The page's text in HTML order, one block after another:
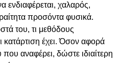
ενδιαφέρεται, χαλαρός,
προσόντα φυσικά.
του, τι μεθόδους
κατάρτιση έχει. Όσον αφορά
που αναφέρει, δώστε ιδιαίτερη